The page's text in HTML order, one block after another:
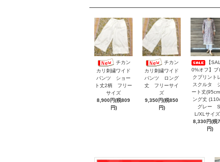
チカン
カリ刺繍ワイド
パンツ ショー
ト丈2柄 フリー
サイズ
8,900円(税809
円)
チカン
カリ刺繍ワイド
パンツ ロング
丈 フリーサイ
ズ
9,350円(税850
円)
【
0%オフ】ブ
クプリント
スクルタ
ート丈
ング丈
グレー
L/XLサイ
8,330円(税
円)